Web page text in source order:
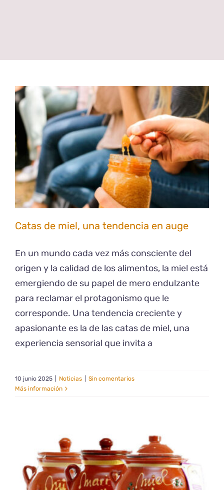
Catas de miel, una tendencia en auge
En un mundo cada vez más consciente del
origen y la calidad de los alimentos, la miel está
emergiendo de su papel de mero endulzante
para reclamar el protagonismo que le
corresponde. Una tendencia creciente y
apasionante es la de las catas de miel, una
experiencia sensorial que invita a
10 junio 2025 Noticias
Sin comentarios
Más información